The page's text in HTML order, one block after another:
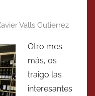
Valls Gutierrez
Otro mes
más, os
traigo las
interesantes